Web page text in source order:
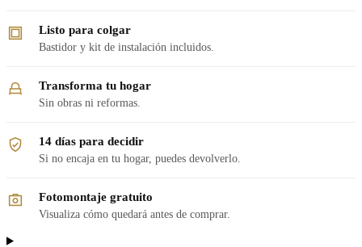
Listo para colgar
Bastidor y kit de instalación incluidos.
Transforma tu hogar
Sin obras ni reformas.
14 días para decidir
Si no encaja en tu hogar, puedes devolverlo.
Fotomontaje gratuito
Visualiza cómo quedará antes de comprar.